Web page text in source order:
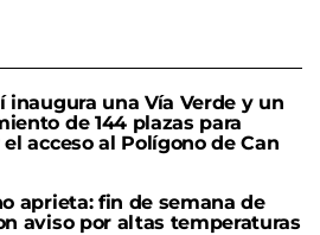
inaugura una Vía Verde y un
de 144 plazas para
acceso al Polígono de Can
aprieta: fin de semana de
aviso por altas temperaturas